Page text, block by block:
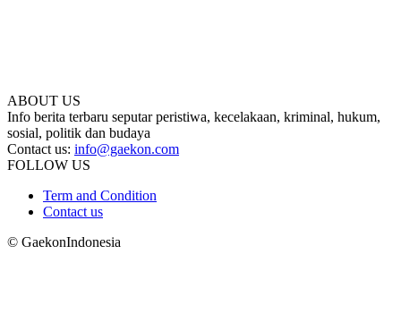
ABOUT US
Info berita terbaru seputar peristiwa, kecelakaan, kriminal, hukum,
sosial, politik dan budaya
Contact us: info@gaekon.com
FOLLOW US
Term and Condition
Contact us
© GaekonIndonesia